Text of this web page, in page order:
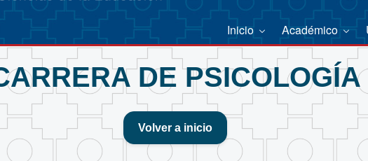
Inicio Académico
DE PSICOLOGÍA
Volver a inicio